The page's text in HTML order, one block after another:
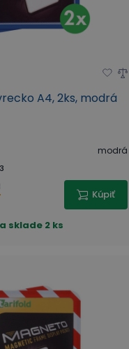
A4, 2ks, modrá
modrá
Kúpiť
sklade 2 ks